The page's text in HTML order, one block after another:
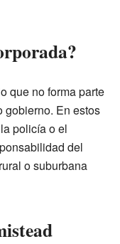
que no forma parte
gobierno. En estos
policía o el
del
o suburbana